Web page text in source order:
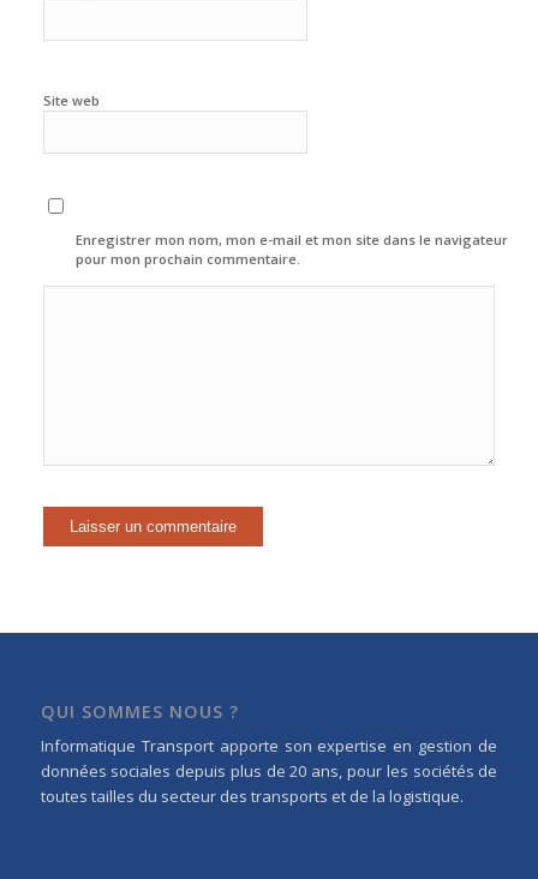
Site web
Enregistrer mon nom, mon e-mail et mon site dans le navigateur
pour mon prochain commentaire.
QUI SOMMES NOUS ?
Informatique Transport apporte son expertise en gestion de
données sociales depuis plus de 20 ans, pour les sociétés de
toutes tailles du secteur des transports et de la logistique.